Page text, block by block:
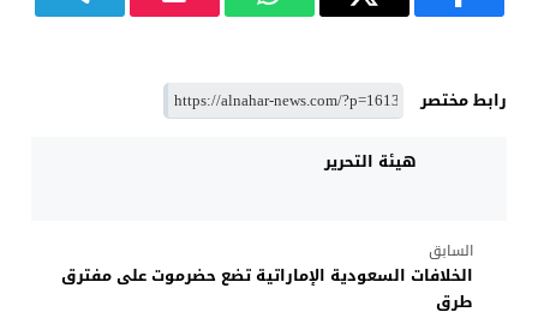
رابط مختصر
هيئة التحرير
السابق
الخلافات السعودية الإماراتية تضع حضرموت على مفترق
طرق